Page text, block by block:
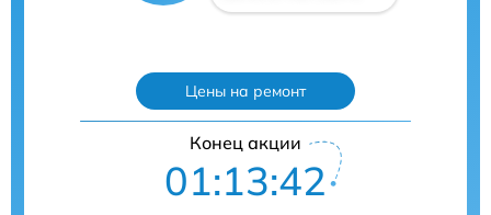
Цены на ремонт
Конец акции
01:13:40